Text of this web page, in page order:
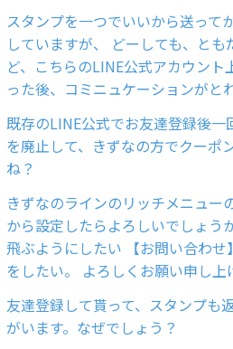
スタンプを一つでいいから送って
していますが、 どーしても、と
ど、こちらのLINE公式アカウン
った後、コミニュケーションがと
既存のLINE公式でお友達登録後
を廃止して、きずなの方でクーポ
ね？
きずなのラインのリッチメニュー
から設定したらよろしいでしょ
飛ぶようにしたい 【お問い合わ
をしたい。 よろしくお願い申し上
友達登録して貰って、スタンプも
がいます。なぜでしょう？